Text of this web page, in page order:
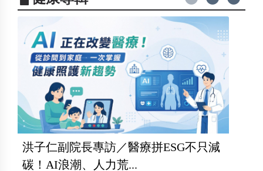
洪子仁副院長專訪／醫療拼ESG不只減
碳！AI浪潮、人力荒...